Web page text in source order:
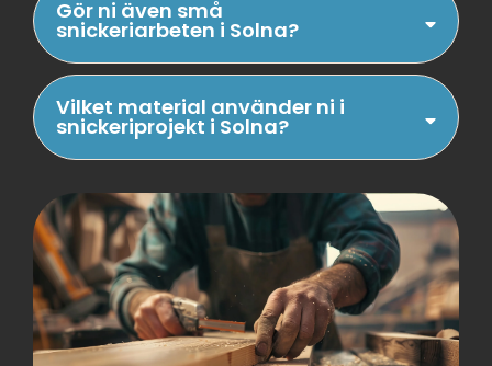
Gör ni även små
snickeriarbeten i Solna?
Vilket material använder ni i
snickeriprojekt i Solna?